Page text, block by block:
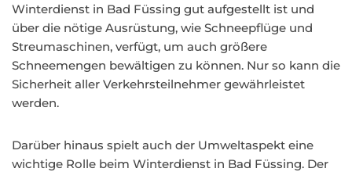
Winterdienst in Bad Füssing gut aufgestellt ist und
über die nötige Ausrüstung, wie Schneepflüge und
Streumaschinen, verfügt, um auch größere
Schneemengen bewältigen zu können. Nur so kann die
Sicherheit aller Verkehrsteilnehmer gewährleistet
werden.
Darüber hinaus spielt auch der Umweltaspekt eine
wichtige Rolle beim Winterdienst in Bad Füssing. Der